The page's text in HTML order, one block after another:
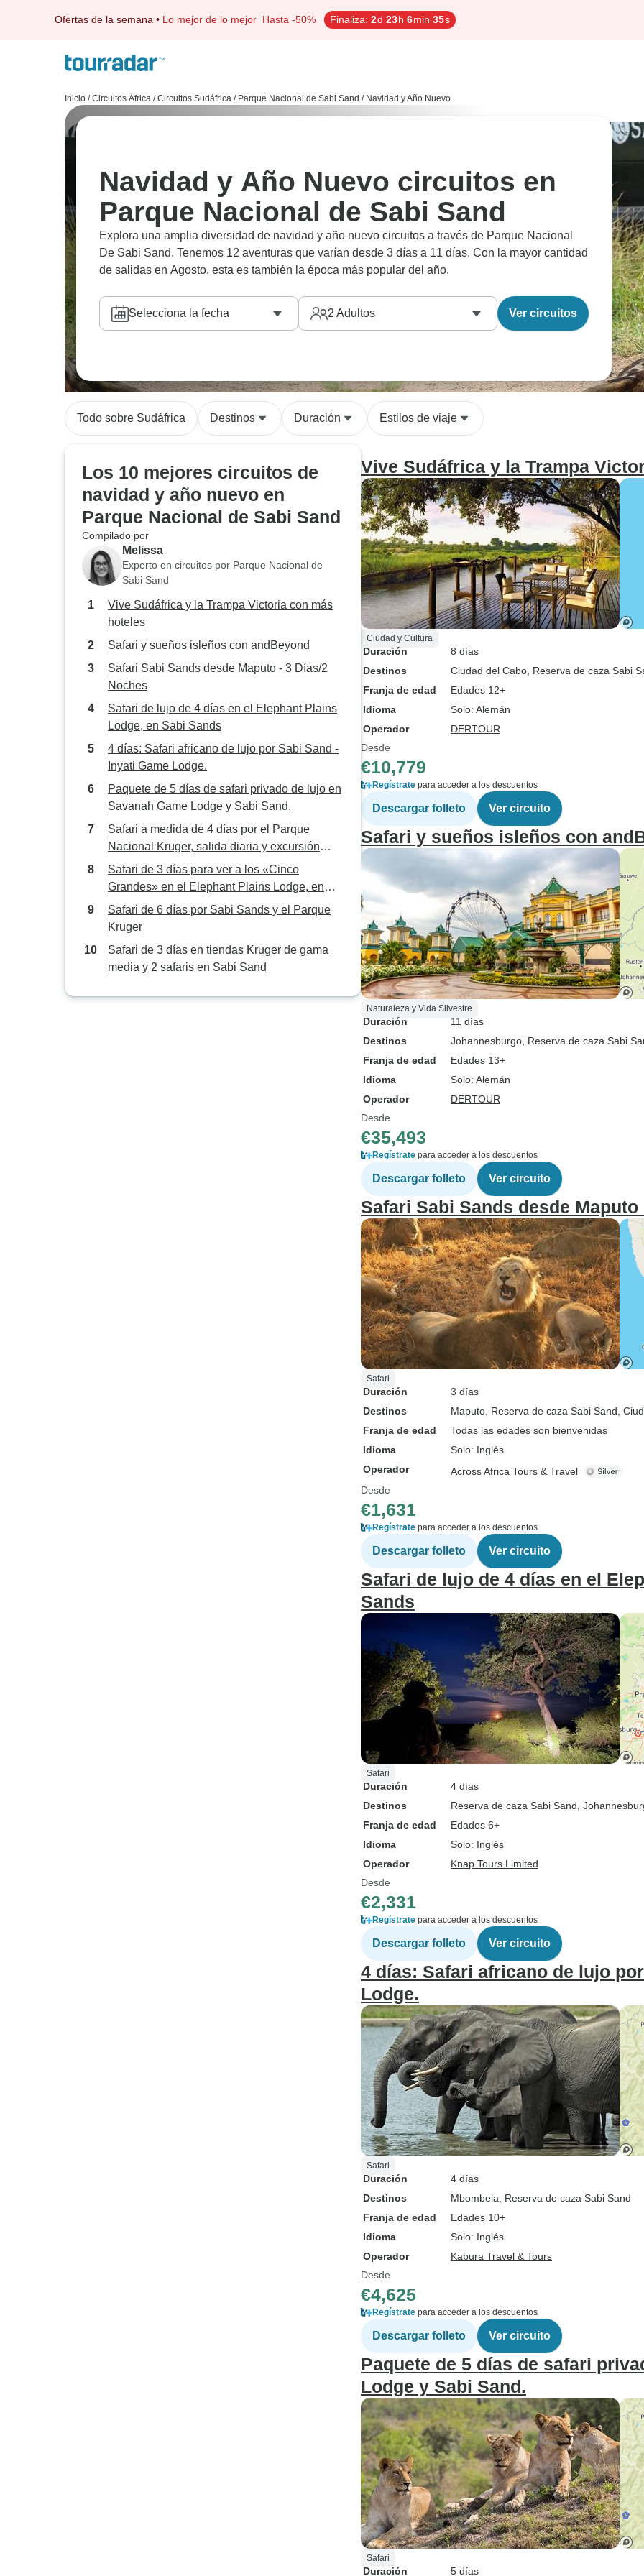
Ofertas de la semana • Lo mejor de lo mejor Hasta -50% Finaliza: 2d 23h 6min 34s
Inicio / Circuitos África / Circuitos Sudáfrica / Parque Nacional de Sabi Sand / Navidad y Año Nuevo
Navidad y Año Nuevo circuitos en
Parque Nacional de Sabi Sand
Explora una amplia diversidad de navidad y año nuevo circuitos a través de Parque Nacional
De Sabi Sand. Tenemos 12 aventuras que varían desde 3 días a 11 días. Con la mayor cantidad
de salidas en Agosto, esta es también la época más popular del año.
Selecciona la fecha 2 Adultos Ver circuitos
Todo sobre Sudáfrica Destinos Duración Estilos de viaje
Los 10 mejores circuitos de
navidad y año nuevo en
Parque Nacional de Sabi Sand
Compilado por
Melissa
Experto en circuitos por Parque Nacional de
Sabi Sand
Vive Sudáfrica y la Trampa Victoria con más
hoteles
Safari y sueños isleños con andBeyond
Safari Sabi Sands desde Maputo - 3 Días/2
Noches
Safari de lujo de 4 días en el Elephant Plains
Lodge, en Sabi Sands
4 días: Safari africano de lujo por Sabi Sand -
Inyati Game Lodge.
Paquete de 5 días de safari privado de lujo en
Savanah Game Lodge y Sabi Sand.
Safari a medida de 4 días por el Parque
Nacional Kruger, salida diaria y excursión
privada
Safari de 3 días para ver a los «Cinco
Grandes» en el Elephant Plains Lodge, en
Sabi Sands
Safari de 6 días por Sabi Sands y el Parque
Kruger
Safari de 3 días en tiendas Kruger de gama
media y 2 safaris en Sabi Sand
Vive Sudáfrica y la Trampa
Ciudad y Cultura
Duración
8 días
Destinos
Ciudad del Cabo , Reserva de caza Sabi
Franja de edad
Edades 12+
Idioma
Solo: Alemán
Operador
DERTOUR
Desde
€10,779
Regístrate para acceder a los descuentos
Descargar folleto Ver circuito
Safari y sueños isleños con
Naturaleza y Vida Silvestre
Duración
11 días
Destinos
Johannesburgo , Reserva de caza Sabi
Franja de edad
Edades 13+
Idioma
Solo: Alemán
Operador
DERTOUR
Desde
€35,493
Regístrate para acceder a los descuentos
Descargar folleto Ver circuito
Safari Sabi Sands desde
Safari
Duración
3 días
Destinos
Maputo , Reserva de caza Sabi Sand ,
Franja de edad
Todas las edades son bienvenidas
Idioma
Solo: Inglés
Operador
Across Africa Tours & Travel
Desde
€1,631
Regístrate para acceder a los descuentos
Descargar folleto Ver circuito
Safari de lujo de 4 días en el
Sands
Safari
Duración
4 días
Destinos
Reserva de caza Sabi Sand ,
Franja de edad
Edades 6+
Idioma
Solo: Inglés
Operador
Knap Tours Limited
Desde
€2,331
Regístrate para acceder a los descuentos
Descargar folleto Ver circuito
4 días: Safari africano de lujo
Lodge.
Safari
Duración
4 días
Destinos
Mbombela , Reserva de caza Sabi Sand
Franja de edad
Edades 10+
Idioma
Solo: Inglés
Operador
Kabura Travel & Tours
Desde
€4,625
Regístrate para acceder a los descuentos
Descargar folleto Ver circuito
Paquete de 5 días de safari
Lodge y Sabi Sand.
Safari
Duración 5 días